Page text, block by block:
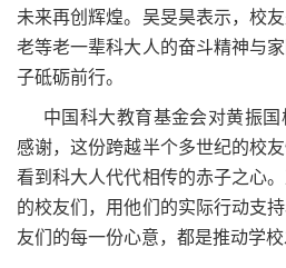
未来再创辉煌。吴旻昊表示，校
老等老一辈科大人的奋斗精神与
子砥砺前行。
中国科大教育基金会对黄振
感谢，这份跨越半个多世纪的校
看到科大人代代相传的赤子之心
的校友们，用他们的实际行动支
友们的每一份心意，都是推动学校